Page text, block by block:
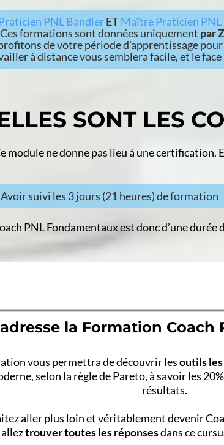
PNL BandlerETMaître Praticien PNL
formations sont données uniquement par
de votre période d'apprentissage
à distance vous semblera facile, et le
SONT LES
module ne donne pas lieu à une
suivi les 3 jours (21 heures) de formation
PNL Fondamentaux est donc d’une durée
la Formation Coach
vous permettra de découvrir lesoutils
selon la règle de Pareto, à savoir les
résultats.
aller plus loin et véritablement devenir
alleztrouver toutes les réponsesdans ce